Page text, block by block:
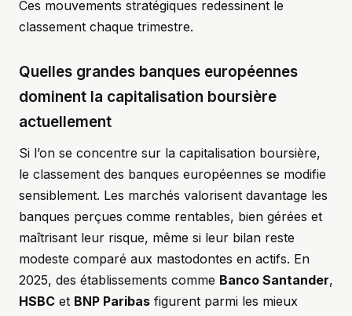
Ces mouvements stratégiques redessinent le
classement chaque trimestre.
Quelles grandes banques européennes
dominent la capitalisation boursière
actuellement
Si l’on se concentre sur la capitalisation boursière,
le classement des banques européennes se modifie
sensiblement. Les marchés valorisent davantage les
banques perçues comme rentables, bien gérées et
maîtrisant leur risque, même si leur bilan reste
modeste comparé aux mastodontes en actifs. En
2025, des établissements comme Banco Santander,
HSBC et BNP Paribas figurent parmi les mieux